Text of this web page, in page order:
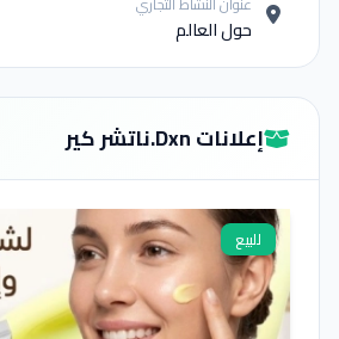
حول العالم
إعلانات Dxn.ناتشر كير
للبيع